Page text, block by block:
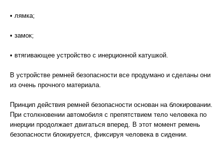
• лямка;
• замок;
• втягивающее устройство с инерционной катушкой.
В устройстве ремней безопасности все продумано и сделаны они
из очень прочного материала.
Принцип действия ремней безопасности основан на блокировании.
При столкновении автомобиля с препятствием тело человека по
инерции продолжает двигаться вперед. В этот момент ремень
безопасности блокируется, фиксируя человека в сидении.